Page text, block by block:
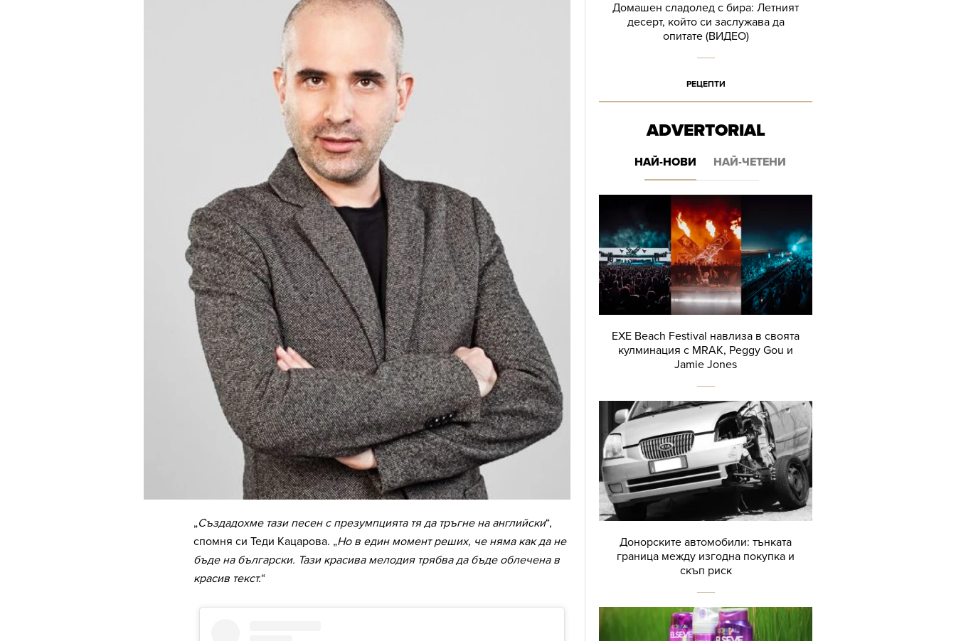
„Създадохме тази песен с презумпцията тя да тръгне на английски“,
спомня си Теди Кацарова. „Но в един момент реших, че няма как да не
бъде на български. Тази красива мелодия трябва да бъде облечена в
красив текст.“
Домашен сладолед с бира: Летният
десерт, който си заслужава да
опитате (ВИДЕО)
РЕЦЕПТИ
ADVERTORIAL
НАЙ-НОВИ НАЙ-ЧЕТЕНИ
EXE Beach Festival навлиза в своята
кулминация с MRAK, Peggy Gou и
Jamie Jones
Донорските автомобили: тънката
граница между изгодна покупка и
скъп риск